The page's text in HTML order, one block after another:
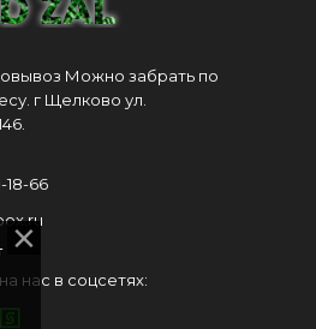
Можно забрать по
г Щелково ул.
18-66
нас в соцсетях: